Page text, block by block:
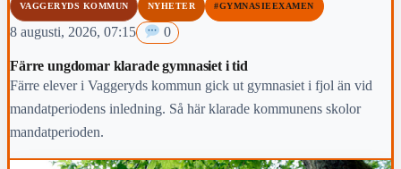
VAGGERYDS KOMMUN NYHETER #GYMNASIEEXAMEN
8 augusti, 2026, 07:15 0
Färre ungdomar klarade gymnasiet i tid
Färre elever i Vaggeryds kommun gick ut gymnasiet i fjol än vid
mandatperiodens inledning. Så här klarade kommunens skolor
mandatperioden.